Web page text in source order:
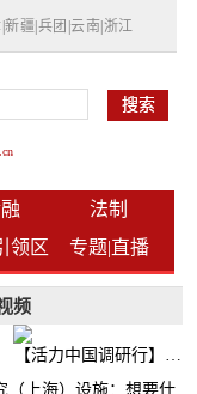
|新疆 兵团 |云南 浙江
法制
领区 专题|直播
频
【活力中国调研行】上海机器人研究院以技术标准撬动长三角智造协同
探访国家蛋白质科学研究（上海）设施：想要什么蛋白 AI直接设计合成